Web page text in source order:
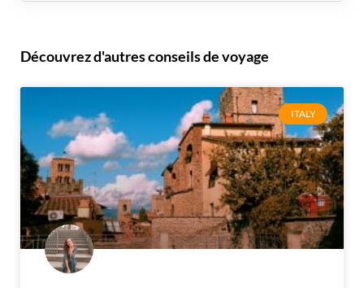
Découvrez d'autres conseils de voyage
ITALY